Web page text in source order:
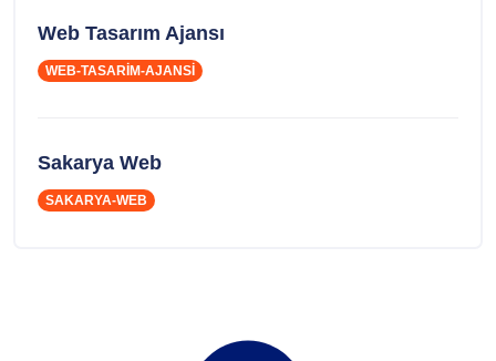
Web Tasarım Ajansı
WEB-TASARIM-AJANSI
Sakarya Web
SAKARYA-WEB